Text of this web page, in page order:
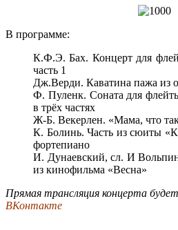
В программе:
К.Ф.Э. Бах. Концерт для
часть 1
Дж.Верди. Каватина пажа из
Ф. Пуленк. Соната для
в трёх частях
Ж-Б. Векерлен. «Мама, что
К. Болинь. Часть из сюиты
фортепиано
И. Дунаевский, сл. И
из кинофильма «Весна»
Прямая трансляция концерта будет
ВКонтакте